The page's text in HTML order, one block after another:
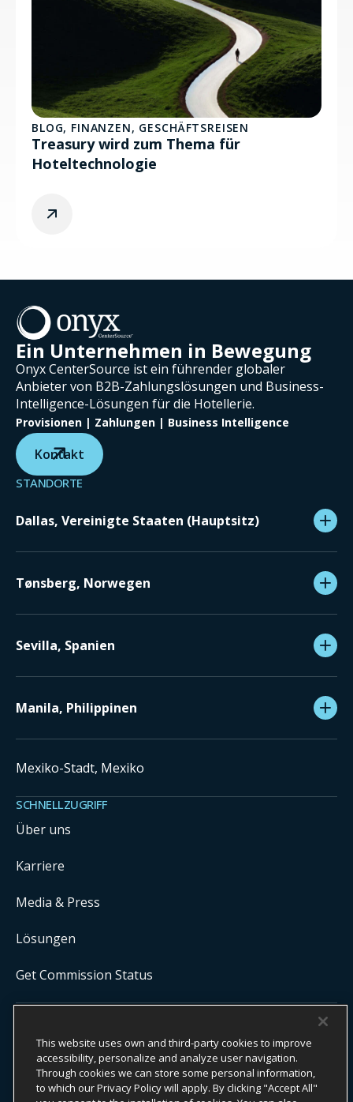
BLOG, FINANZEN, GESCHÄFTSREISEN
Treasury wird zum Thema für
Hoteltechnologie
Ein Unternehmen in Bewegung
Onyx CenterSource ist ein führender globaler
Anbieter von B2B-Zahlungslösungen und Business-
Intelligence-Lösungen für die Hotellerie.
Provisionen | Zahlungen | Business Intelligence
Kontakt
STANDORTE
Dallas, Vereinigte Staaten (Hauptsitz)
Tønsberg, Norwegen
Sevilla, Spanien
Manila, Philippinen
Mexiko-Stadt, Mexiko
SCHNELLZUGRIFF
Über uns
Karriere
Media & Press
Lösungen
Get Commission Status
VORBEHALTEN.
Onyx CenterSource ist kein Bankinstitut. Alle Zahlungsdienste werden
von lizenzierten Finanzinstituten in Partnerschaft mit Onyx CenterSource
ermöglicht und verarbeitet.
This website uses own and third-party cookies to improve
accessibility, personalize and analyze user navigation.
Through cookies we can store some personal information,
to which our Privacy Policy will apply. By clicking "Accept All"